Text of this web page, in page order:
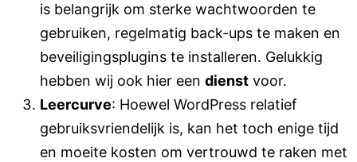
is belangrijk om sterke wachtwoorden te
gebruiken, regelmatig back-ups te maken en
beveiligingsplugins te installeren. Gelukkig
hebben wij ook hier een dienst voor.
Leercurve: Hoewel WordPress relatief
gebruiksvriendelijk is, kan het toch enige tijd
en moeite kosten om vertrouwd te raken met